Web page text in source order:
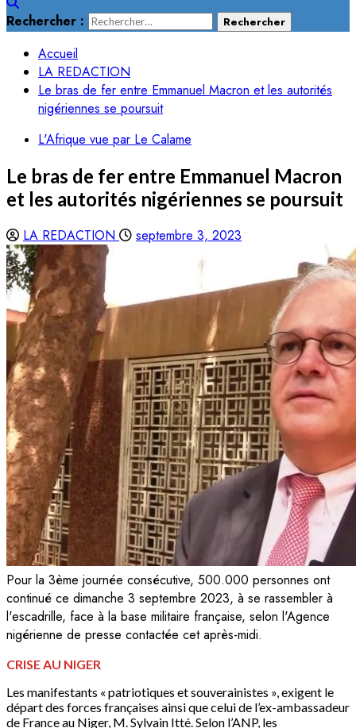
Rechercher :
Accueil
LA REDACTION
Le bras de fer entre Emmanuel Macron et les autorités
nigériennes se poursuit
L'Afrique vue par Le Calame
Le bras de fer entre Emmanuel Macron
et les autorités nigériennes se poursuit
LA REDACTION septembre 3, 2023
Pour la 3ème journée consécutive, 500.000 personnes ont
continué ce dimanche 3 septembre 2023, à se rassembler à
l'escadrille, face à la base militaire française, selon l'Agence
nigérienne de presse contactée cet après-midi.
CRISE AU NIGER
Les manifestants « patriotiques et souverainistes », exigent le
départ des forces françaises ainsi que celui de l’ex-ambassadeur
de France au Niger, M. Sylvain Itté. Selon l’ANP, les